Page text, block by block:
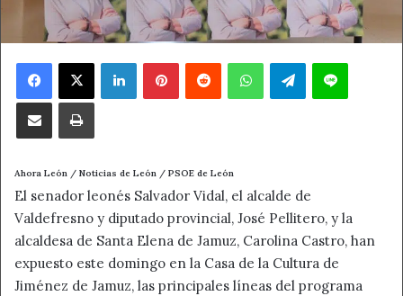
Facebook
X LinkedInPinterestReddit WhatsAppTelegramLine
Compartir por correo electrónicoImprimir
Ahora León / Noticias de León / PSOE de León
El senador leonés Salvador Vidal, el alcalde de
Valdefresno y diputado provincial, José Pellitero, y la
alcaldesa de Santa Elena de Jamuz, Carolina Castro, han
expuesto este domingo en la Casa de la Cultura de
Jiménez de Jamuz, las principales líneas del programa